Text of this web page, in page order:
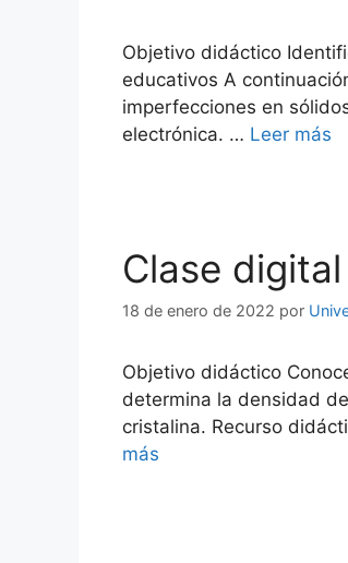
Objetivo didáctico
educativos A
imperfecciones en
electrónica. … Leer más
Clase
18 de enero de 2022 por
Objetivo didáctico
determina la densidad
cristalina. Recurso
más